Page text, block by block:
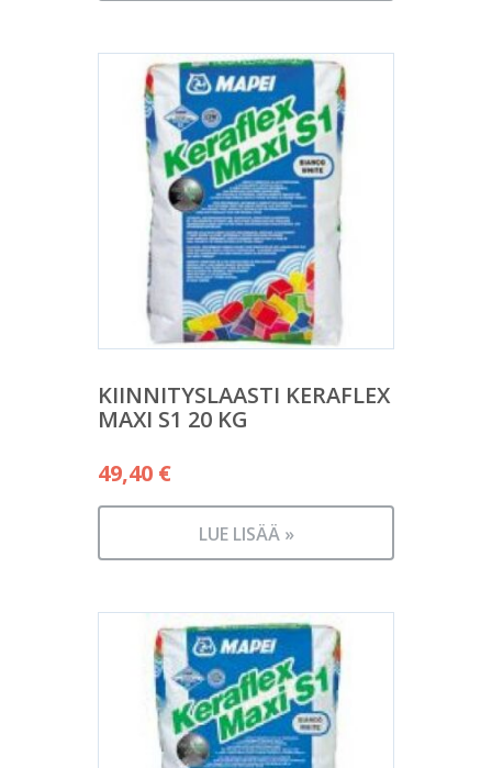
KIINNITYSLAASTI KERAFLEX
MAXI S1 20 KG
49,40 €
LUE LISÄÄ »